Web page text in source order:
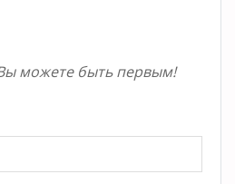
можете быть первым!